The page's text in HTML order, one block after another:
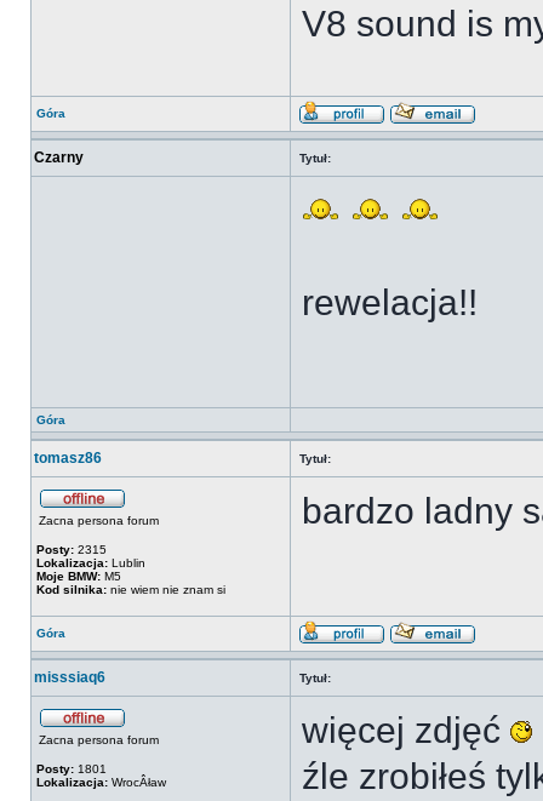
V8 sound is
Góra
Czarny Tytuł:
rewelacja!!
Góra
tomasz86 Tytuł:
Zacna persona forum
Posty: 2315
Lokalizacja: Lublin
Moje BMW: M5
Kod silnika: nie wiem nie znam si
bardzo ladny
Góra
misssiaq6 Tytuł:
Zacna persona forum
Posty: 1801
Lokalizacja: WrocÂław
więcej zdjęć
źle zrobiłeś